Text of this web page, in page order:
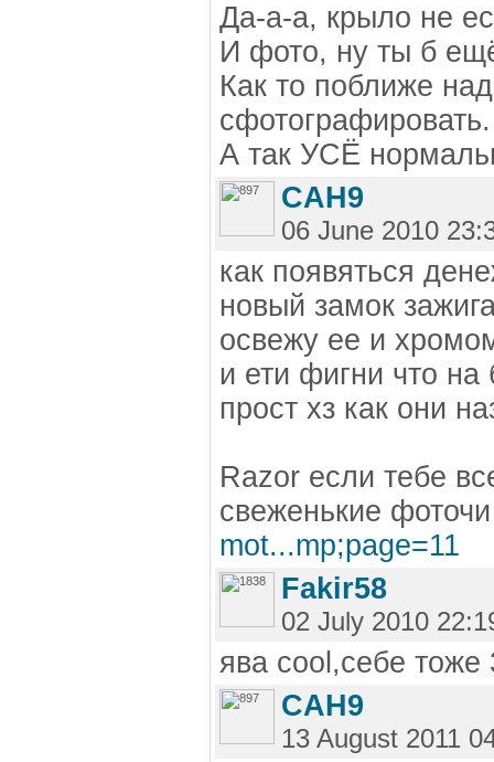
Да-а-а, крыло не
И фото, ну ты б
Как то поближе
сфотографировать.
А так УСЁ
CAH9
06 June 2010
как появяться
новый замок
освежу ее и
и ети фигни что на
прост хз как они
Razor если тебе
свеженькие
mot...mp;page=11
Fakir58
02 July 2010
ява cool,себе тоже
CAH9
13 August 2011